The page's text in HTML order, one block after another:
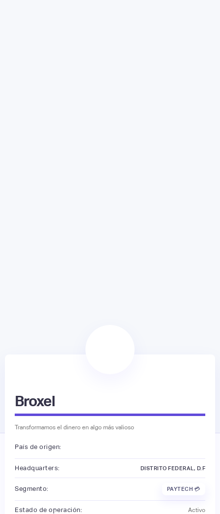
Broxel
Transformamos el dinero en algo más valioso
País de origen:
Headquarters: DISTRITO FEDERAL, D.F
Segmento: PAYTECH 💳
Estado de operación: Activo